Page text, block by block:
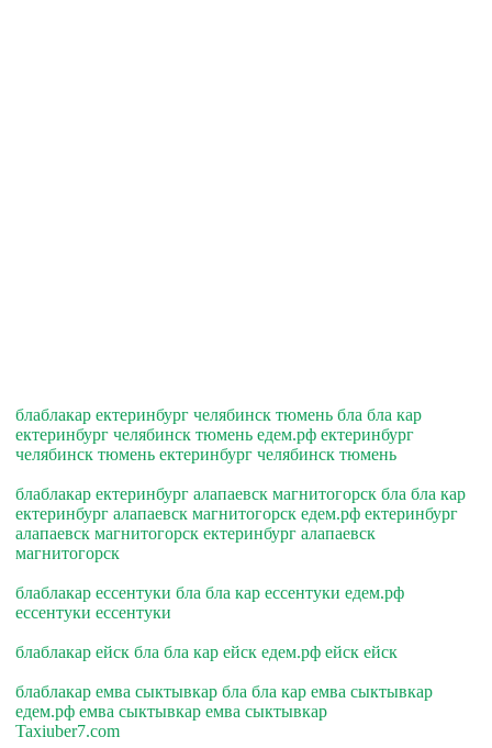
блаблакар ектеринбург челябинск тюмень бла бла кар
ектеринбург челябинск тюмень едем.рф ектеринбург
челябинск тюмень ектеринбург челябинск тюмень
блаблакар ектеринбург алапаевск магнитогорск бла бла кар
ектеринбург алапаевск магнитогорск едем.рф ектеринбург
алапаевск магнитогорск ектеринбург алапаевск
магнитогорск
блаблакар ессентуки бла бла кар ессентуки едем.рф
ессентуки ессентуки
блаблакар ейск бла бла кар ейск едем.рф ейск ейск
блаблакар емва сыктывкар бла бла кар емва сыктывкар
едем.рф емва сыктывкар емва сыктывкар
Taxiuber7.com